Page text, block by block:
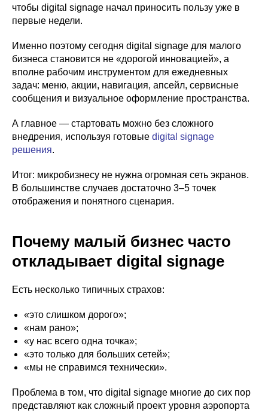
чтобы digital signage начал приносить пользу уже в
первые недели.
Именно поэтому сегодня digital signage для малого
бизнеса становится не «дорогой инновацией», а
вполне рабочим инструментом для ежедневных
задач: меню, акции, навигация, апсейл, сервисные
сообщения и визуальное оформление пространства.
А главное — стартовать можно без сложного
внедрения, используя готовые digital signage
решения.
Итог: микробизнесу не нужна огромная сеть экранов.
В большинстве случаев достаточно 3–5 точек
отображения и понятного сценария.
Почему малый бизнес часто
откладывает digital signage
Есть несколько типичных страхов:
«это слишком дорого»;
«нам рано»;
«у нас всего одна точка»;
«это только для больших сетей»;
«мы не справимся технически».
Проблема в том, что digital signage многие до сих пор
представляют как сложный проект уровня аэропорта